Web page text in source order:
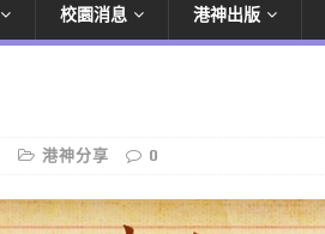
校園消息 港神出版
港神分享 0